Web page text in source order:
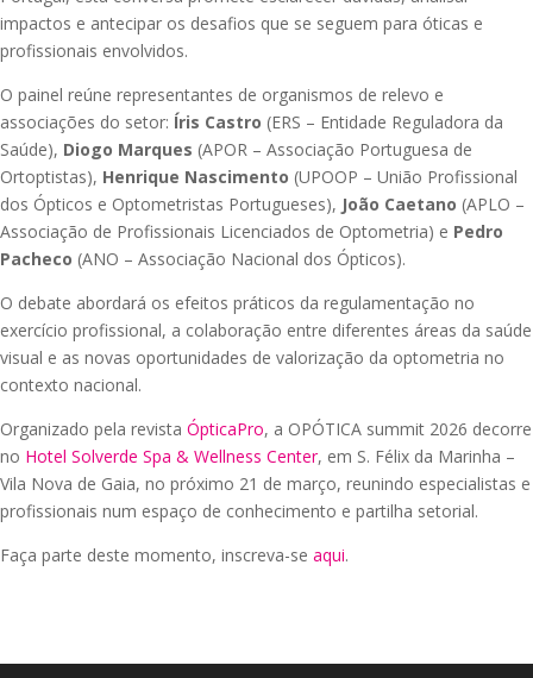
impactos e antecipar os desafios que se seguem para óticas e
profissionais envolvidos.
O painel reúne representantes de organismos de relevo e
associações do setor: Íris Castro (ERS – Entidade Reguladora da
Saúde), Diogo Marques (APOR – Associação Portuguesa de
Ortoptistas), Henrique Nascimento (UPOOP – União Profissional
dos Ópticos e Optometristas Portugueses), João Caetano (APLO –
Associação de Profissionais Licenciados de Optometria) e Pedro
Pacheco (ANO – Associação Nacional dos Ópticos).
O debate abordará os efeitos práticos da regulamentação no
exercício profissional, a colaboração entre diferentes áreas da saúde
visual e as novas oportunidades de valorização da optometria no
contexto nacional.
Organizado pela revista ÓpticaPro, a OPÓTICA summit 2026 decorre
no Hotel Solverde Spa & Wellness Center, em S. Félix da Marinha –
Vila Nova de Gaia, no próximo 21 de março, reunindo especialistas e
profissionais num espaço de conhecimento e partilha setorial.
Faça parte deste momento, inscreva-se aqui.